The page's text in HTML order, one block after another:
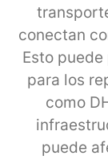
conectan
Esto
para los
como
puede